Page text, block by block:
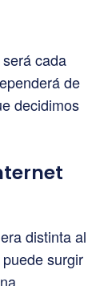
cada
de
decidimos
distinta al
surgir